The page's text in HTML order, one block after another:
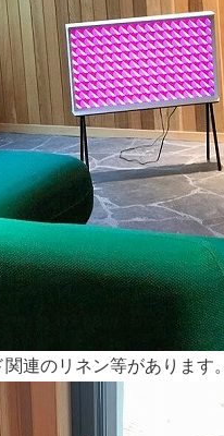
連のリネン等があります。